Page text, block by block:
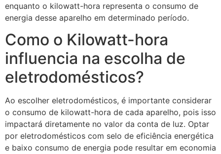
enquanto o kilowatt-hora representa o consumo de
energia desse aparelho em determinado período.
Como o Kilowatt-hora
influencia na escolha de
eletrodomésticos?
Ao escolher eletrodomésticos, é importante considerar
o consumo de kilowatt-hora de cada aparelho, pois isso
impactará diretamente no valor da conta de luz. Optar
por eletrodomésticos com selo de eficiência energética
e baixo consumo de energia pode resultar em economia